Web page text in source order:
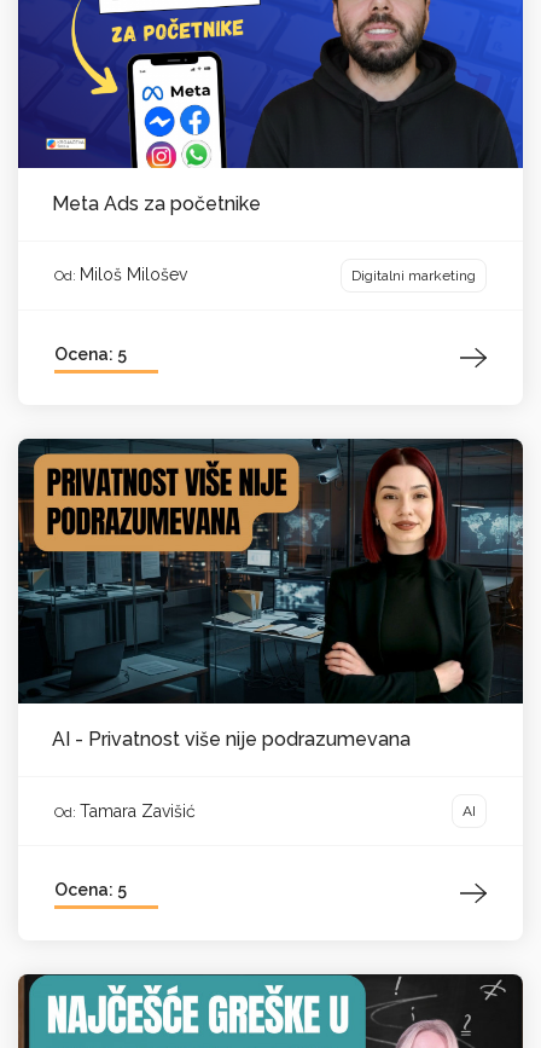
Meta Ads za početnike
Od: Miloš Milošev Digitalni marketing
Ocena: 5
AI - Privatnost više nije podrazumevana
Od: Tamara Zavišić AI
Ocena: 5